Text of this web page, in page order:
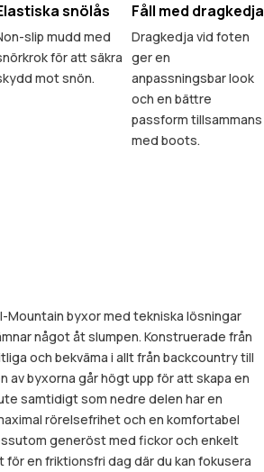
snölås
slip mudd med
för att säkra
mot snön.
Fåll med dragkedja
Dragkedja vid foten
ger en
anpassningsbar look
och en bättre
passform tillsammans
med boots.
Mountain byxor med tekniska lösningar
något åt slumpen. Konstruerade från
och bekväma i allt från backcountry till
av byxorna går högt upp för att skapa en
samtidigt som nedre delen har en
rörelsefrihet och en komfortabel
generöst med fickor och enkelt
för en friktionsfri dag där du kan fokusera